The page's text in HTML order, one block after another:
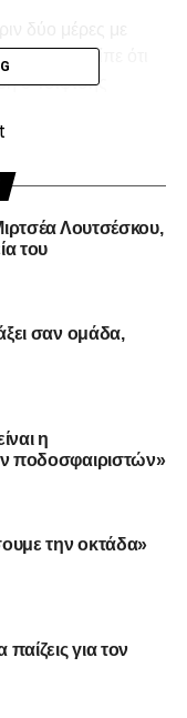
και μου είπε ότι
ο Τσιφτσής
«Καταρχήν ήταν
για να
μου έφυγε όλο
ήταν ένα απλό
να το περιγράψω,
είχα
θα βγάλω το
τη γωνία και
ότι θα
Λουτσέσκου,
του
σαν ομάδα,
η
ποδοσφαιριστών»
την οκτάδα»
για τον